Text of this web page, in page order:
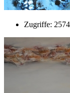
Zugriffe: 2574